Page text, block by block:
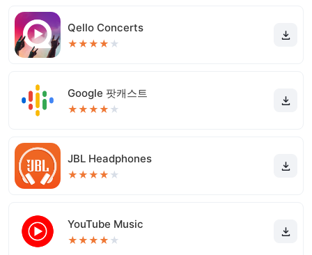
Qello Concerts
★★★★ ★
Google 팟캐스트
★★★★ ★
JBL Headphones
★★★★ ★
YouTube Music
★★★★ ★